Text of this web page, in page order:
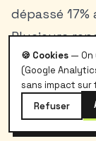
dépassé
Plusieurs
d’étudiants
solidaires et
indicateur
🍪 Cookies — On
(Google
sans impact sur
Refuser